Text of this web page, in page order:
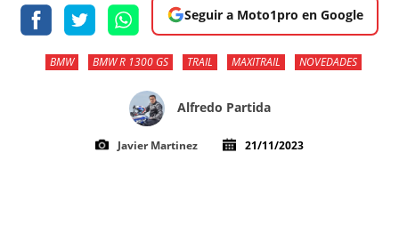
Seguir a Moto1pro en Google
BMW BMW R 1300 GS TRAIL MAXITRAIL NOVEDADES
Alfredo Partida
Javier Martinez 21/11/2023